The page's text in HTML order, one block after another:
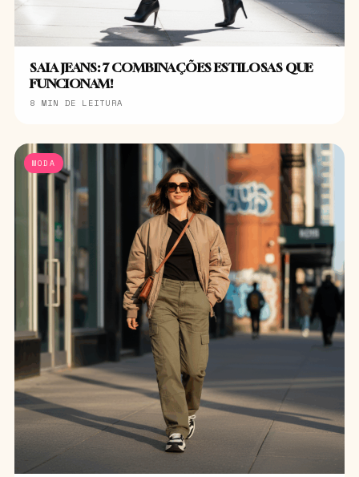
SAIA JEANS: 7 COMBINAÇÕES ESTILOSAS QUE
FUNCIONAM!
8 MIN DE LEITURA
MODA